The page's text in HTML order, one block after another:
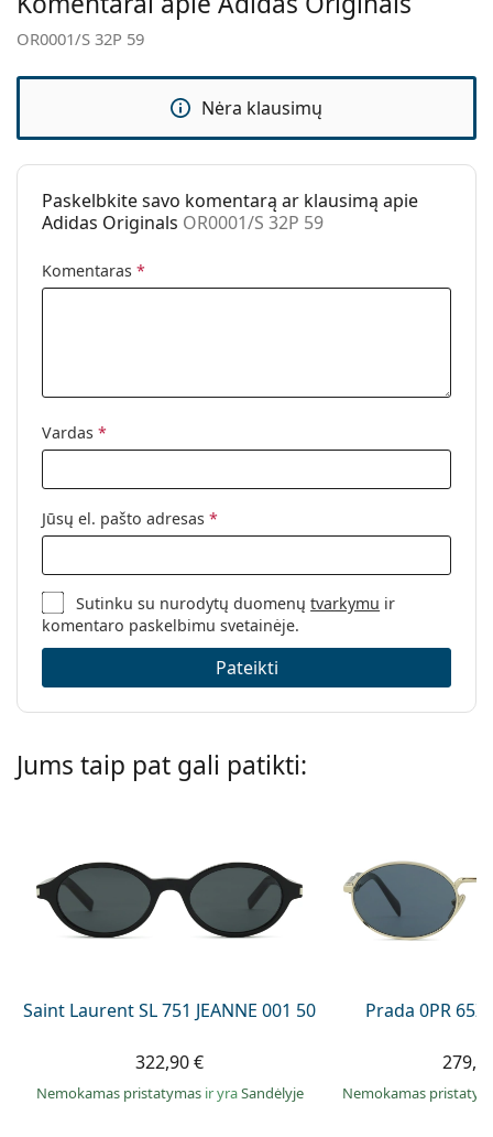
Valymo šluostė:
Taip
Kita
Lytis:
Moterims
Akiniai nuo saulės
Naudojimas:
Madingi
Kodas:
OR0001/S 32P 59
OR0001/S 32P 59
Nėra klausimų
Paskelbkite savo komentarą ar klausimą apie
Adidas Originals OR0001/S 32P 59
Komentaras *
Vardas *
Jūsų el. pašto adresas *
Sutinku su nurodytų duomenųtvarkymu ir
komentaro paskelbimu svetainėje.
Pateikti
Jums taip pat gali patikti:
Saint Laurent SL 751 JEANNE 001 50
322,90 €
Nemokamas pristatymas ir yraSandėlyje
Prada 0PR
Nemokamas